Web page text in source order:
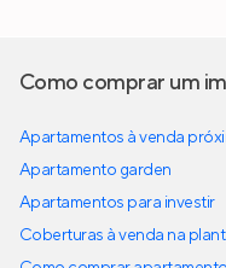
Como comprar um
Apartamentos à venda
Apartamento garden
Apartamentos para investir
Coberturas à venda na